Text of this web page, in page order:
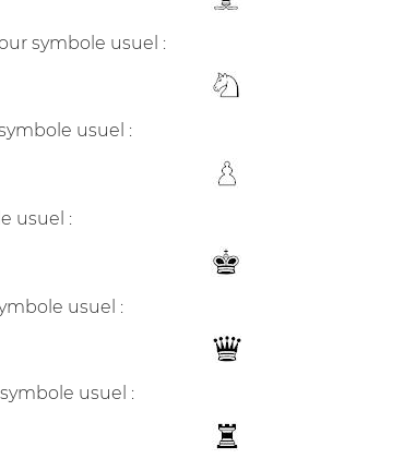
symbole usuel :
usuel :
usuel :
usuel :
usuel :